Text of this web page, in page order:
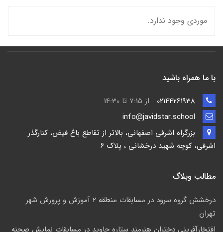
موردی وجود ندارد.
با ما همراه باشید
از 7:15 تا 14:30
بزرگراه اشرفی اصفهانی، بالاتر از تقاطع باغ فیض، کنارگذر
اشرفی، کوچه شهید درخشانی ، پلاک 6
مطالب وبلاگ
درخشش گروه سرود در مسابقات منطقه 2 آموزش و پرورش شهر
تهران
افتخارآفرینی دختران هنرمند ستاره جاوید در مسابقات نمایش صحنه